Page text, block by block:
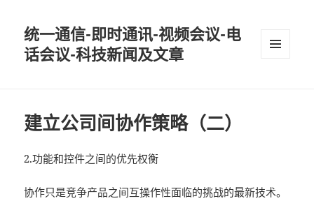
统一通信-即时通讯-视频会议-电
话会议-科技新闻及文章
建立公司间协作策略（二）
2.功能和控件之间的优先权衡
协作只是竞争产品之间互操作性面临的挑战的最新技术。